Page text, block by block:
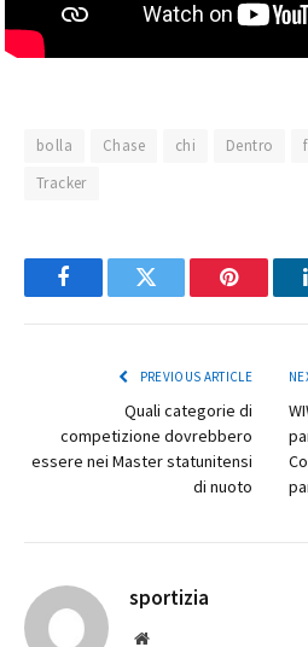
bolla Chase chi Dentro
Tracker
FacebookTwitter Pinterest
PREVIOUS ARTICLE
Quali categorie di
competizione dovrebbero
essere nei Master statunitensi
di nuoto
sportizia
Website